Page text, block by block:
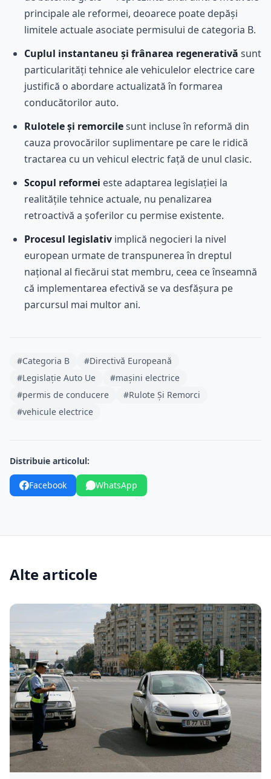
principale ale reformei, deoarece poate depăși
limitele actuale asociate permisului de categoria B.
Cuplul instantaneu și frânarea regenerativă sunt
particularități tehnice ale vehiculelor electrice care
justifică o abordare actualizată în formarea
conducătorilor auto.
Rulotele și remorcilesunt incluse în reformă din
cauza provocărilor suplimentare pe care le ridică
tractarea cu un vehicul electric față de unul clasic.
Scopul reformei este adaptarea legislației la
realitățile tehnice actuale, nu penalizarea
retroactivă a șoferilor cu permise existente.
Procesul legislativ implică negocieri la nivel
european urmate de transpunerea în dreptul
național al fiecărui stat membru, ceea ce înseamnă
că implementarea efectivă se va desfășura pe
parcursul mai multor ani.
#Categoria B
#Directivă Europeană
#Legislație Auto Ue
#mașini electrice
#permis de conducere
#Rulote Și Remorci
#vehicule electrice
Distribuie articolul:
Facebook WhatsApp
Alte articole